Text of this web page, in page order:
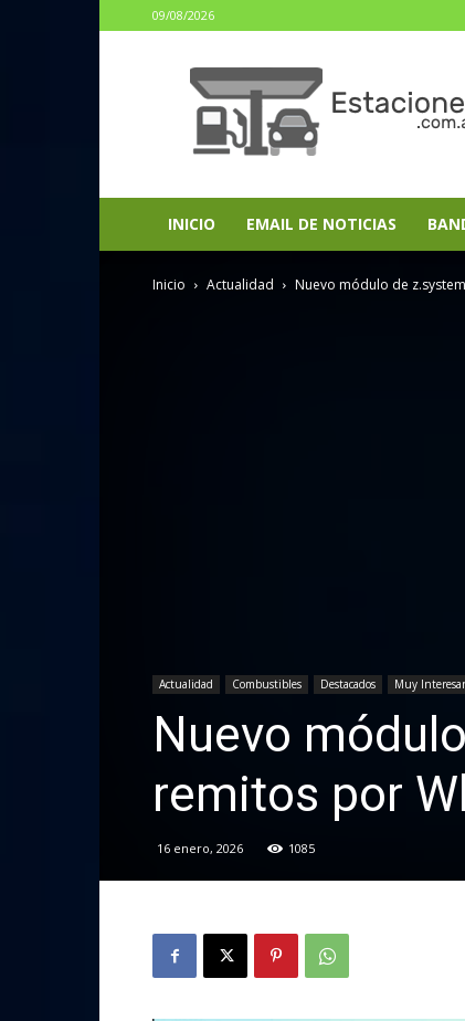
09/08/2026
INICIO EMAIL DE NOTICIAS
Inicio Actualidad Nuevo módulo de
Actualidad Combustibles Destacados Muy
Nuevo
remitos por
16 enero, 2026 1085